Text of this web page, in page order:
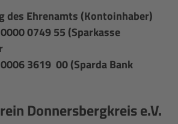
des Ehrenamts (Kontoinhaber)
0749 55 (Sparkasse
3619 00 (Sparda Bank
Donnersbergkreis e.V.